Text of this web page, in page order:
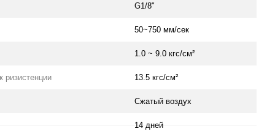
G1/8"
50~750 мм/сек
1.0 ~ 9.0 кгс/см²
ризистенции 13.5 кгс/см²
Сжатый воздух
14 дней